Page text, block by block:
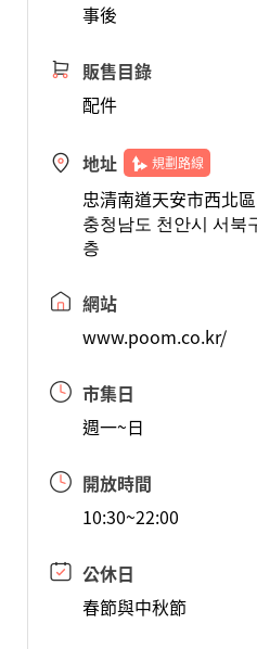
事後
販售目錄
配件
地址 規劃路線
忠清南道天安市西北
충청남도 천안시 서북
층
網站
www.poom.co.kr/
市集日
週一~日
開放時間
10:30~22:00
公休日
春節與中秋節